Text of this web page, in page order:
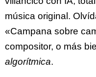
música original.
«Campana sobre
compositor, o más
algorítmica.